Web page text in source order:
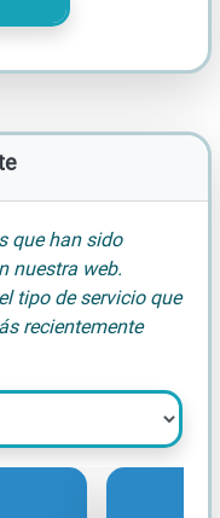
que han sido
nuestra web.
tipo de servicio que
recientemente